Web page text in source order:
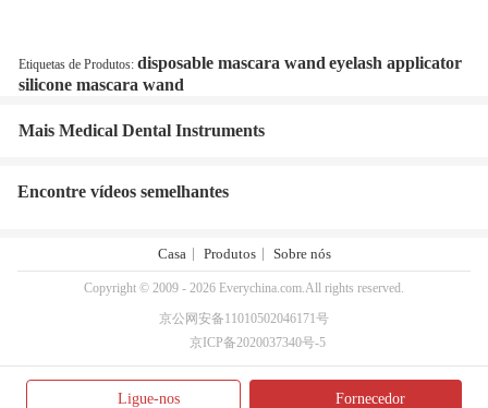
Etiquetas de Produtos: disposable mascara wand eyelash applicator
silicone mascara wand
Mais Medical Dental Instruments
Encontre vídeos semelhantes
Ligue-nos Fornecedor
Casa Produtos Sobre nós
Copyright © 2009 - 2026 Everychina.com.All rights reserved.
京公网安备11010502046171号
京ICP备2020037340号-5